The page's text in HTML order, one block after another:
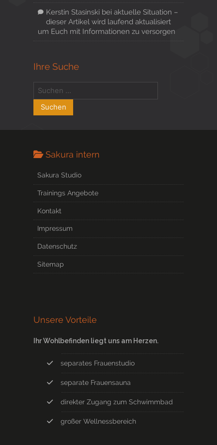
Kerstin Stasinski bei aktuelle Situation –
dieser Artikel wird laufend aktualisiert
um Euch mit Informationen zu versorgen
Ihre Suche
Sakura intern
Sakura Studio
Trainings Angebote
Kontakt
Impressum
Datenschutz
Sitemap
Unsere Vorteile
Ihr Wohlbefinden liegt uns am Herzen.
separates Frauenstudio
separate Frauensauna
direkter Zugang zum Schwimmbad
großer Wellnessbereich